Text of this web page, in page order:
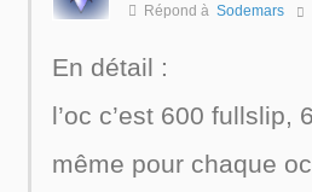
Répond à Sodemars
En détail :
l’oc c’est 600
même pour chaque